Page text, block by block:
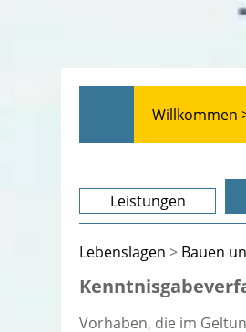
Willkommen
Leistungen
Lebenslagen > Bauen
Vorhaben, die im